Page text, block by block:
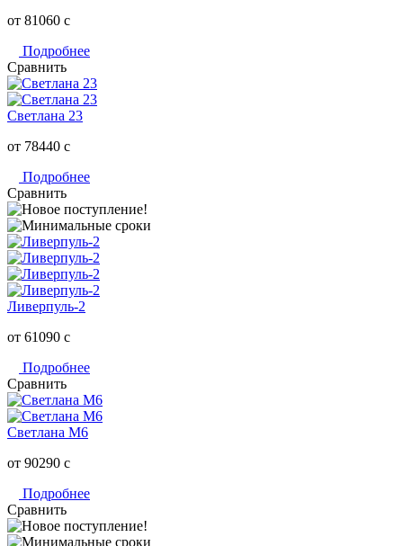
от 81060 c
Подробнее
Сравнить
Светлана 23
от 78440 c
Подробнее
Сравнить
Ливерпуль-2
от 61090 c
Подробнее
Сравнить
Светлана M6
от 90290 c
Подробнее
Сравнить